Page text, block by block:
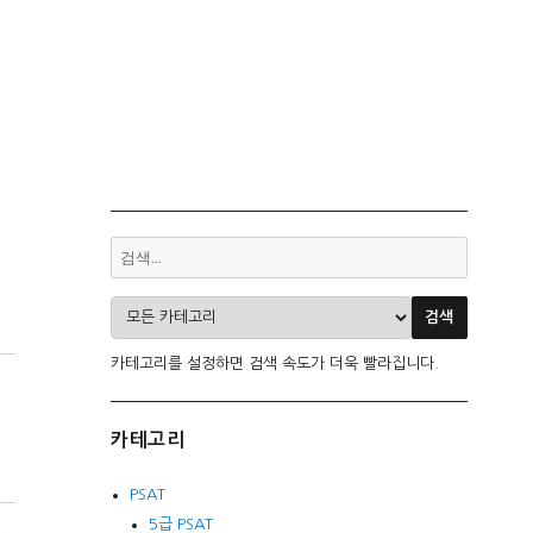
카테고리를 설정하면 검색 속도가 더욱 빨라집니다.
카테고리
PSAT
5급 PSAT